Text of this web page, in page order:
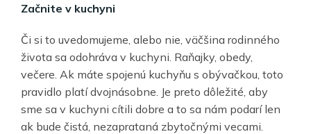
Začnite v kuchyni
Či si to uvedomujeme, alebo nie, väčšina rodinného
života sa odohráva v kuchyni. Raňajky, obedy,
večere. Ak máte spojenú kuchyňu s obývačkou, toto
pravidlo platí dvojnásobne. Je preto dôležité, aby
sme sa v kuchyni cítili dobre a to sa nám podarí len
ak bude čistá, nezaprataná zbytočnými vecami.